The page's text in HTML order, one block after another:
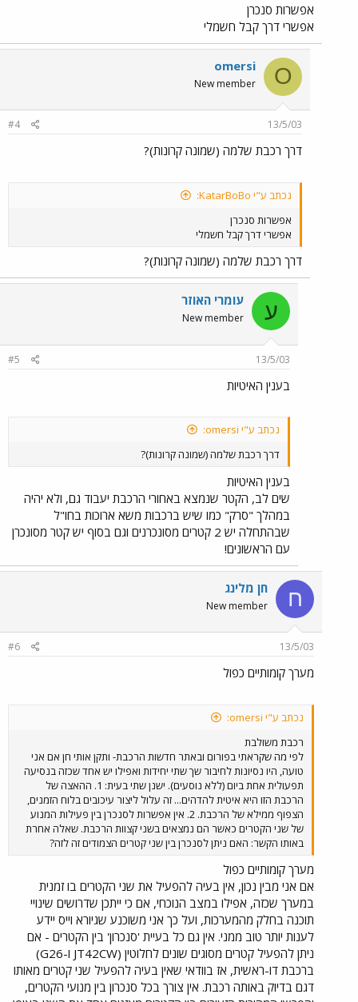
אפשרות סנכרן
אפשרי דרך קבל חשמלי
O
omersi
New member
13/5/03
#4
דרך רכבת שלמה (שמונה קרונות)?
נכתב ע"י KatarBoBo:
אפשרות סנכרן
אפשרי דרך קבל חשמלי
דרך רכבת שלמה (שמונה קרונות)?
ע עומרי האוזר
New member
13/5/03
#5
בענין האיטיות
נכתב ע"י omersi:
דרך רכבת שלמה (שמונה קרונות)?
בענין האיטיות
שים לב, הקטר שנמצא באחורי הרכבת יעבוד גם, ולא יהיה
במהלך "סרק" כמו שיש ברכבות משא ארוכות בחו"ל
שבהתחלה יש 2 קטרים מסונכרנים וגם בסוף יש קטר מסונכרן
עם הראשונים!
ח חן מלינג
New member
13/5/03
#6
מערך קומותיים כפול
נכתב ע"י omersi:
רכבת משולבת
לפי מה שקראתי בפורום ובאתר חדשות הרכבת- ותקן אותי חן אם אני
טועה, היו נסיונות לחיבור שך שתי יחידות ואפילו יש אחד שכזה בנסיעה
תפעולית אחת ביום (ללא נוסעים). ישנן שתי בעית: 1. ההאצה של
הרכבת הזו היא איטית להדהים... זה עלול ליצור עיכובים בלוח הזמנים,
הצפוף ממילא של הרכבת. 2. אין אפשרות לסנכרן בין פעילות המנוע
של שני הקטרים כאשר הם נמצאים בשני קצוות הרכבת. שאלה אחרת
באותו הקשר: האם ניתן לסנכרן בין שני קטרים הצמודים זה לזה?
מערך קומותיים כפול
אם אני מבין נכון, אין בעיה להפעיל את שני הקטרים בו זמנית
במערך שכזה, אפילו במצב הנוכחי, אם כי ייתכן שדרושים שינויי
תוכנה בחלק מהמערכות, ועל כך אני משוכנע שגיורא וייס יידע
לענות יותר טוב ממני. אין גם כל בעיית 'סנכרון' בין הקטרים - אם
ניתן להפעיל קטרים מסוגים שונים לחלוטין (JT42CW ו-G26)
ברכבת דו-ראשית, אז בוודאי שאין בעיה להפעיל שני קטרים מאותו
דגם בדיוק באותה רכבת. אין צורך בכל סנכרון בין מנועי הקטרים,